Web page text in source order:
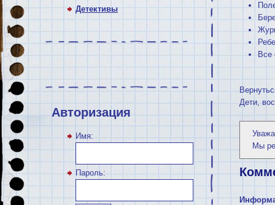
Детективы
Авторизация
Имя:
Пароль:
Все
Дети,
Мы